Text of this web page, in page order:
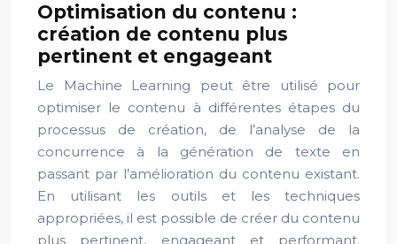
Optimisation du contenu :
création de contenu plus
pertinent et engageant
Le Machine Learning peut être utilisé pour
optimiser le contenu à différentes étapes du
processus de création, de l’analyse de la
concurrence à la génération de texte en
passant par l’amélioration du contenu existant.
En utilisant les outils et les techniques
appropriées, il est possible de créer du contenu
plus pertinent, engageant et performant.